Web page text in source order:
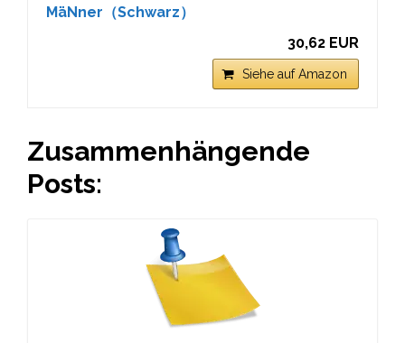
MäNner（Schwarz）
30,62 EUR
Siehe auf Amazon
Zusammenhängende
Posts: